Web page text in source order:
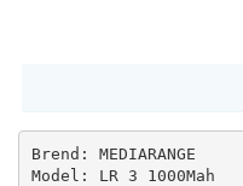
Brend: MEDIARANGE
Model: LR 3 1000Mah